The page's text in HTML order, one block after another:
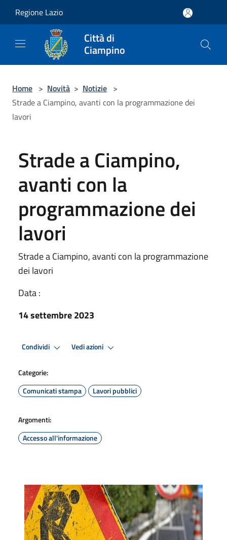
Regione Lazio
Città di
Ciampino
Home > Novità > Notizie >
Strade a Ciampino, avanti con la programmazione dei
lavori
Strade a Ciampino,
avanti con la
programmazione dei
lavori
Strade a Ciampino, avanti con la programmazione
dei lavori
Data :
14 settembre 2023
Condividi Vedi azioni
Categorie:
Comunicati stampa
Lavori pubblici
Argomenti:
Accesso all'informazione